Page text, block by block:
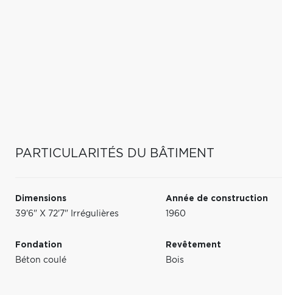
PARTICULARITÉS DU BÂTIMENT
Dimensions
39'6" X 72'7" Irrégulières
Année de construction
1960
Fondation
Béton coulé
Revêtement
Bois